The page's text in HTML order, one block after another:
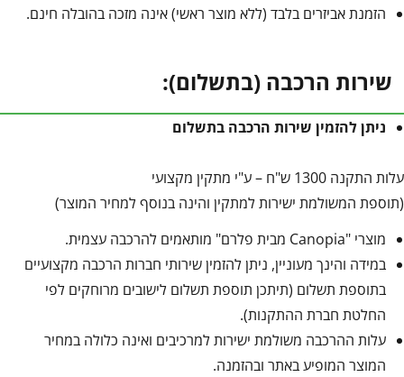
הזמנת אביזרים בלבד (ללא מוצר ראשי) אינה מזכה בהובלה חינם.
שירות הרכבה (בתשלום):
ניתן להזמין שירות הרכבה בתשלום
עלות התקנה 1300 ש"ח – ע"י מתקין מקצועי
(תוספת המשולמת ישירות למתקין והינה בנוסף למחיר המוצר)
מוצרי "Canopia מבית פלרם" מותאמים להרכבה עצמית.
במידה והינך מעוניין, ניתן להזמין שירותי חברות הרכבה מקצועיים
בתוספת תשלום (תיתכן תוספת תשלום לישובים מרוחקים לפי
החלטת חברת ההתקנות).
עלות ההרכבה משולמת ישירות למרכיבים ואינה כלולה במחיר
המוצר המופיע באתר ובהזמנה.